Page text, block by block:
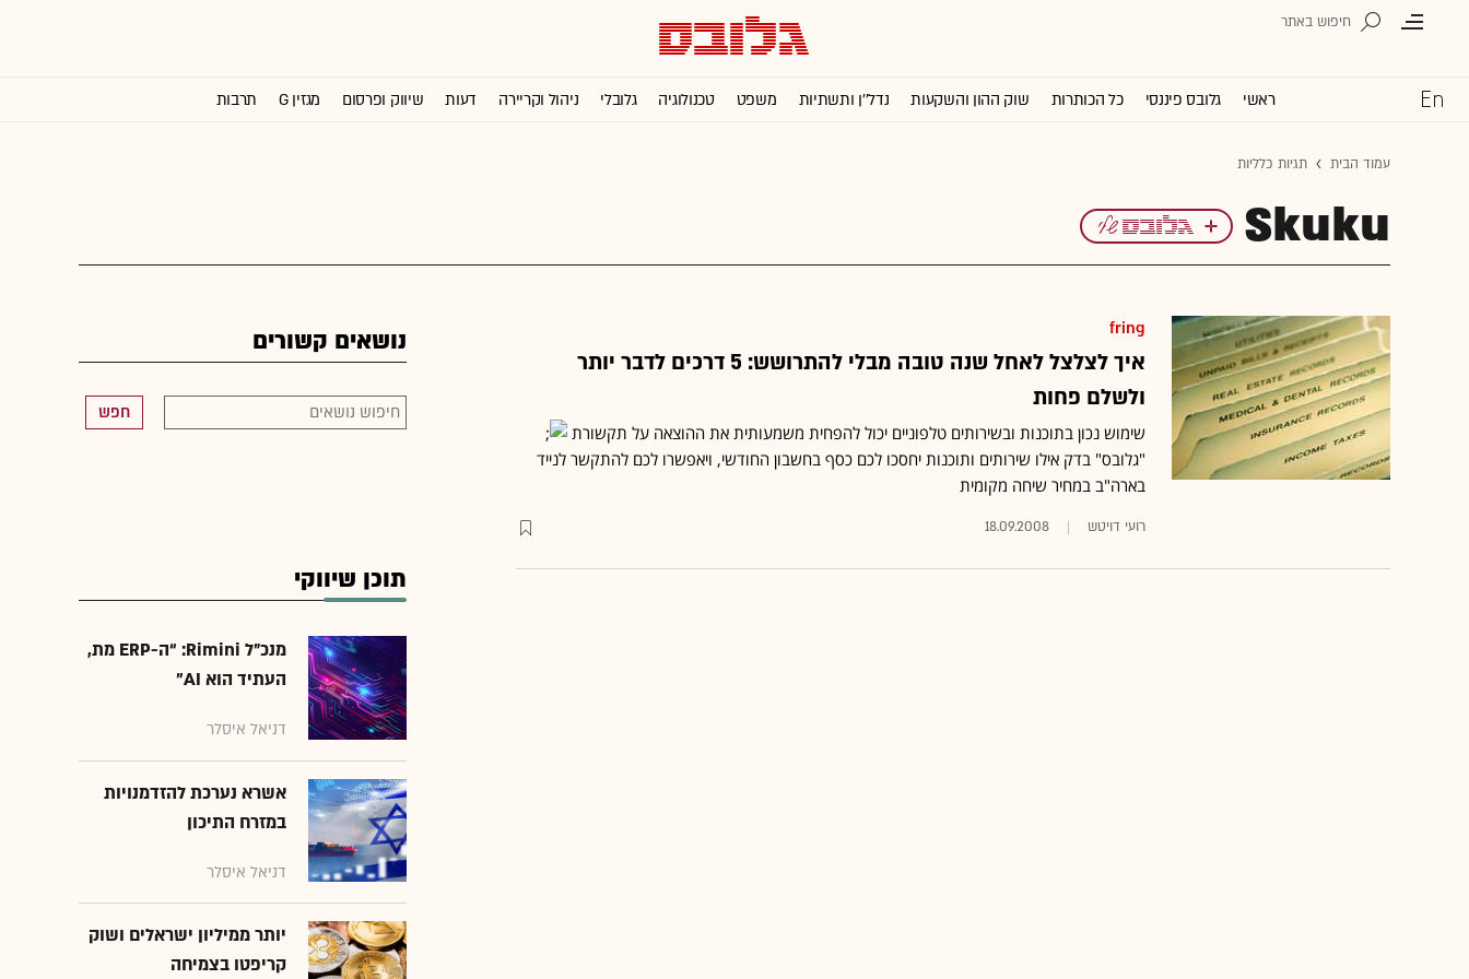
ראשי גלובס פיננסי כל הכותרות שוק ההון והשקעות נדל''ן ותשתיות משפט טכנולוגיה גלובלי ניהול וקריירה דעות שיווק ופרסום מגזין G תרבות
עמוד הבית תגיות כלליות
Skuku
fring
איך לצלצל לאחל שנה טובה מבלי להתרושש: 5 דרכים לדבר יותר
ולשלם פחות
שימוש נכון בתוכנות ובשירותים טלפוניים יכול להפחית משמעותית את ההוצאה על תקשורת
"גלובס" בדק אילו שירותים ותוכנות יחסכו לכם כסף בחשבון החודשי, ויאפשרו לכם להתקשר לנייד
בארה"ב במחיר שיחה מקומית
רועי דויטש 18.09.2008
נושאים קשורים
חפש
תוכן שיווקי
מנכ״ל Rimini: “ה-ERP מת,
העתיד הוא AI"
דניאל איסלר
אשרא נערכת להזדמנויות
במזרח התיכון
דניאל איסלר
יותר ממיליון ישראלים ושוק
קריפטו בצמיחה